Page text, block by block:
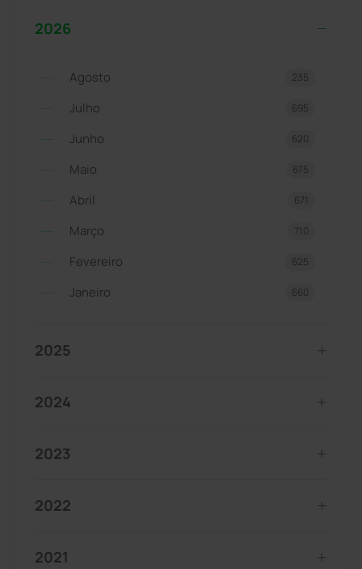
2026
Agosto 235
Julho 695
Junho 620
Maio 675
Abril 671
Março 710
Fevereiro 625
Janeiro 660
2025
2024
2023
2022
2021